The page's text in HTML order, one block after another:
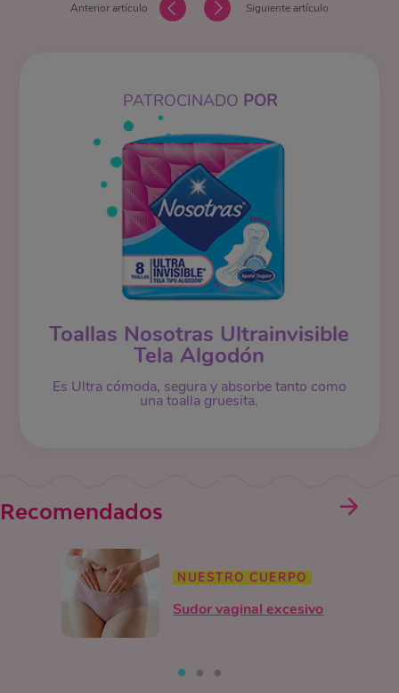
Anterior artículo Siguiente artículo
PATROCINADO POR
Toallas Nosotras Ultrainvisible
Tela Algodón
Es Ultra cómoda, segura y absorbe tanto como
una toalla gruesita.
Recomendados
NUESTRO CUERPO
Sudor vaginal excesivo